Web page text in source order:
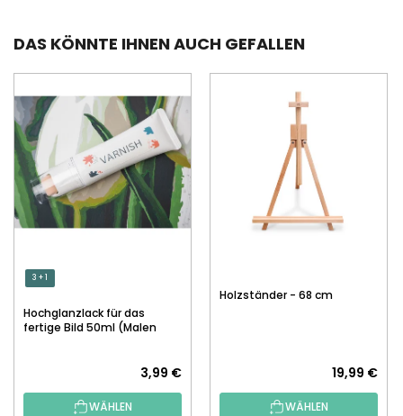
DAS KÖNNTE IHNEN AUCH GEFALLEN
3 + 1
Hochglanzlack für das
fertige Bild 50ml (Malen
3,99 €
WÄHLEN
Holzständer - 68 cm
19,99 €
WÄHLEN